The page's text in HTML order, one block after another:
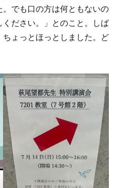
でも口の方は何ともないの
ださい。」とのこと。しば
ょっとほっとしました。ど